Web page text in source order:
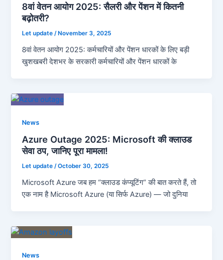
8वां वेतन आयोग 2025: सैलरी और पेंशन में कितनी
बढ़ोतरी?
Let update/ November 3, 2025
8वां वेतन आयोग 2025: कर्मचारियों और पेंशन धारकों के लिए बड़ी
खुशखबरी देशभर के सरकारी कर्मचारियों और पेंशन धारकों के
News
Azure Outage 2025: Microsoft की क्लाउड
सेवा ठप, जानिए पूरा मामला!
Let update/October 30, 2025
Microsoft Azure जब हम “क्लाउड कंप्यूटिंग” की बात करते हैं, तो
एक नाम है Microsoft Azure (या सिर्फ Azure) — जो दुनिया
News